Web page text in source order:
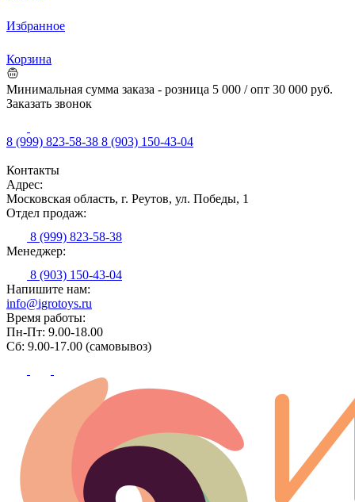
Избранное
Корзина
Минимальная сумма заказа - розница 5 000 / опт 30 000 руб.
Заказать звонок
8 (999) 823-58-38 8 (903) 150-43-04
Контакты
Адрес:
Московская область, г. Реутов, ул. Победы, 1
Отдел продаж:
8 (999) 823-58-38
Менеджер:
8 (903) 150-43-04
Напишите нам:
info@igrotoys.ru
Время работы:
Пн-Пт: 9.00-18.00
Сб: 9.00-17.00 (самовывоз)